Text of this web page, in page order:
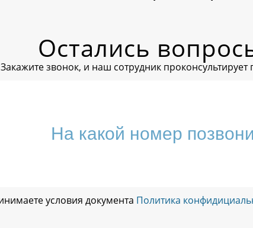
Остались
Закажите звонок, и наш сотрудник проконсультирует
условия документа Политика